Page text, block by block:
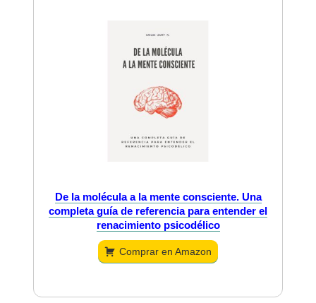
De la molécula a la mente consciente. Una
completa guía de referencia para entender el
renacimiento psicodélico
Comprar en Amazon